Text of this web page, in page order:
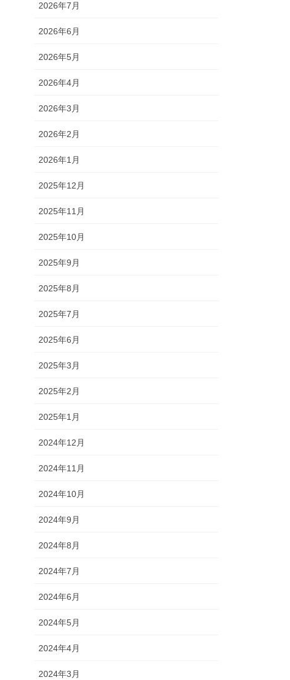
2026年7月
2026年6月
2026年5月
2026年4月
2026年3月
2026年2月
2026年1月
2025年12月
2025年11月
2025年10月
2025年9月
2025年8月
2025年7月
2025年6月
2025年3月
2025年2月
2025年1月
2024年12月
2024年11月
2024年10月
2024年9月
2024年8月
2024年7月
2024年6月
2024年5月
2024年4月
2024年3月